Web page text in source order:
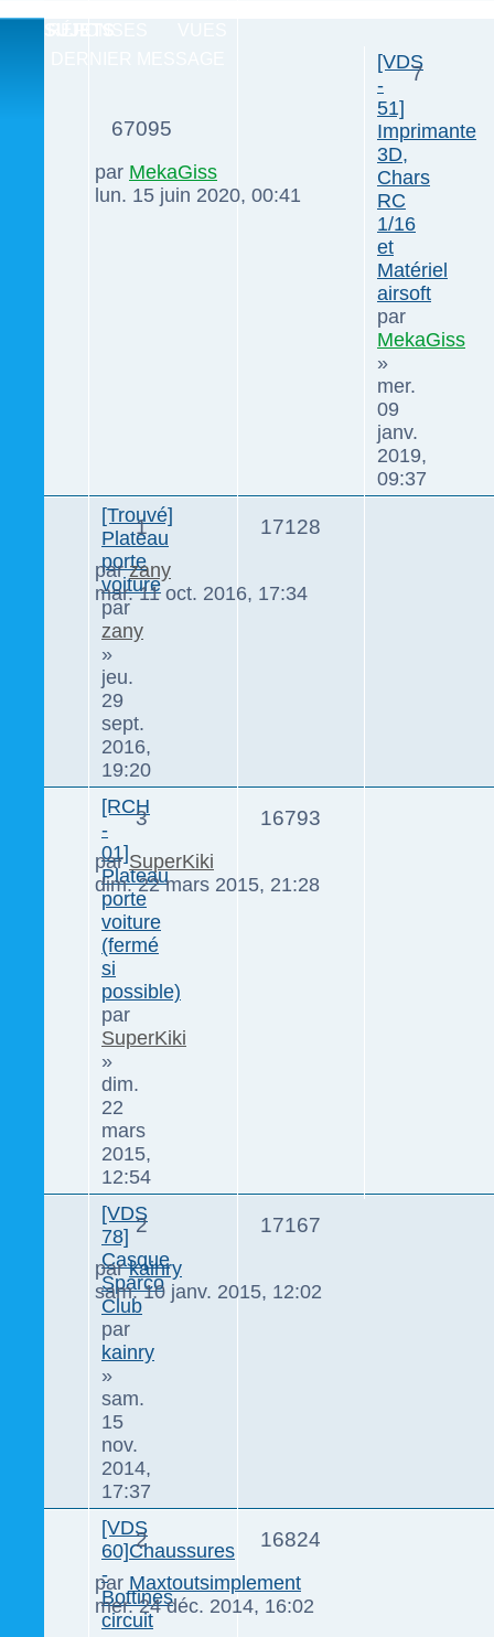
[VDS
-
51]
Imprimante
3D,
Chars
RC
1/16
et
Matériel
airsoft
par
MekaGiss
»
mer.
09
janv.
2019,
09:37
7
67095
par MekaGiss
lun. 15 juin 2020, 00:41
[Trouvé]
Plateau
porte
voiture
par
zany
»
jeu.
29
sept.
2016,
19:20
1 17128
parzany
mar. 11 oct. 2016, 17:34
[RCH
-
01]
Plateau
porte
voiture
(fermé
si
possible)
par
SuperKiki
»
dim.
22
mars
2015,
12:54
3 16793
parSuperKiki
dim. 22 mars 2015, 21:28
[VDS
78]
Casque
Sparco
Club
par
kainry
»
sam.
15
nov.
2014,
17:37
2 17167
parkainry
sam. 10 janv. 2015, 12:02
[VDS
60]Chaussures
-
Bottines
circuit
2 16824
par Maxtoutsimplement
mer. 24 déc. 2014, 16:02